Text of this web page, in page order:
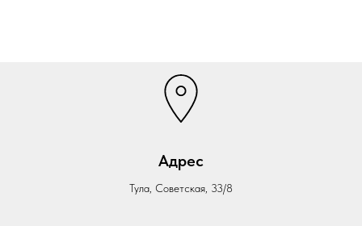
Адрес
Тула, Советская, 33/8